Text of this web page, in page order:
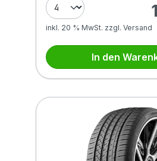
inkl. 20 % MwSt. zzgl. Versand
In den